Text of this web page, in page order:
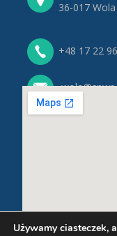
36-017
+48 17 22
Używamy ciasteczek,